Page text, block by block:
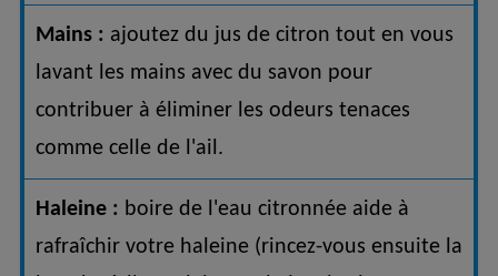
Mains : ajoutez du jus de citron tout en vous
lavant les mains avec du savon pour
contribuer à éliminer les odeurs tenaces
comme celle de l'ail.
Haleine : boire de l'eau citronnée aide à
rafraîchir votre haleine (rincez-vous ensuite la